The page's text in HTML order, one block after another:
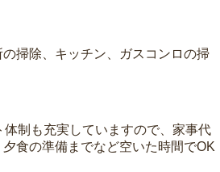
掃除、キッチン、ガスコンロの掃
制も充実していますので、家事代
食の準備までなど空いた時間でOK